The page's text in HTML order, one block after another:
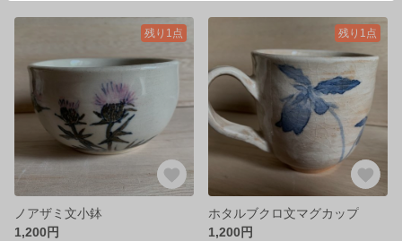
残り1点
ノアザミ文小鉢
1,200円
残り1点
ホタルブクロ文マグカップ
1,200円